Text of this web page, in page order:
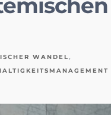
WANDEL
,